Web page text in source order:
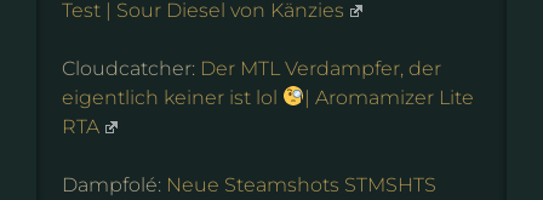
Test | Sour Diesel von Känzies
Cloudcatcher: Der MTL Verdampfer, der
eigentlich keiner ist lol
| Aromamizer Lite
RTA
Dampfolé: Neue Steamshots STMSHTS